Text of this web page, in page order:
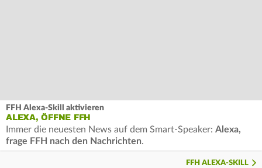
FFH Alexa-Skill aktivieren
ALEXA, ÖFFNE FFH
Immer die neuesten News auf dem Smart-Speaker: Alexa,
frage FFH nach den Nachrichten.
FFH ALEXA-SKILL